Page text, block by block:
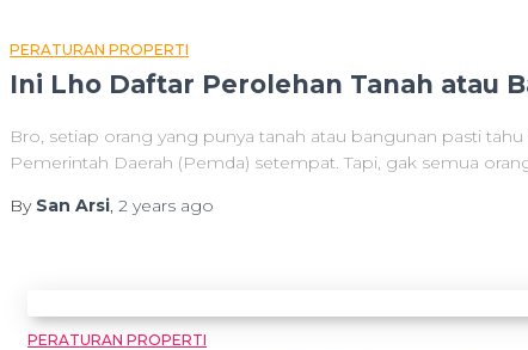
PERATURAN PROPERTI
Ini Lho Daftar Perolehan Tanah atau
Bro, setiap orang yang punya tanah atau bangunan pasti
Pemerintah Daerah (Pemda) setempat. Tapi, gak semua
By San Arsi, 2 years ago
PERATURAN PROPERTI